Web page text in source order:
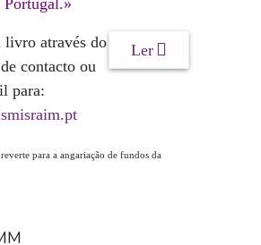
Ler
livro através do
contacto ou
para:
para a angariação de fundos da